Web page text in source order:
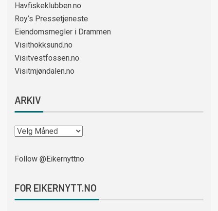
Havfiskeklubben.no
Roy’s Pressetjeneste
Eiendomsmegler i Drammen
Visithokksund.no
Visitvestfossen.no
Visitmjøndalen.no
ARKIV
Follow @Eikernyttno
FOR EIKERNYTT.NO